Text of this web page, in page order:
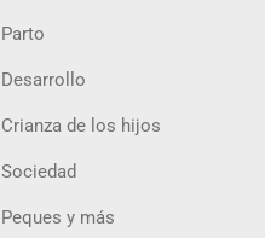
Parto
Desarrollo
Crianza de los hijos
Sociedad
Peques y más